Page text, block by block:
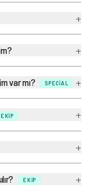
+
+
var mı? SPECIAL +
EKIP +
+
EKIP +